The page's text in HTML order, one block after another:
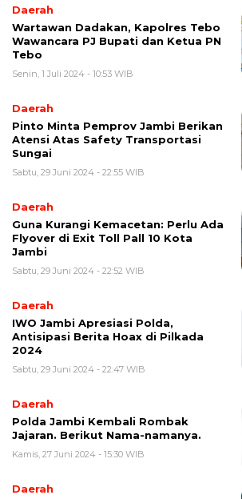
Daerah
Wartawan Dadakan, Kapolres Tebo
Wawancara PJ Bupati dan Ketua PN
Tebo
Senin, 1 Juli 2024 - 10:53 WIB
Daerah
Pinto Minta Pemprov Jambi Berikan
Atensi Atas Safety Transportasi
Sungai
Sabtu, 29 Juni 2024 - 22:55 WIB
Daerah
Guna Kurangi Kemacetan: Perlu Ada
Flyover di Exit Toll Pall 10 Kota
Jambi
Sabtu, 29 Juni 2024 - 22:52 WIB
Daerah
IWO Jambi Apresiasi Polda,
Antisipasi Berita Hoax di Pilkada
2024
Sabtu, 29 Juni 2024 - 22:47 WIB
Daerah
Polda Jambi Kembali Rombak
Jajaran. Berikut Nama-namanya.
Kamis, 27 Juni 2024 - 15:30 WIB
Daerah